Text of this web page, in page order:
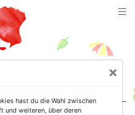
×
hast du die Wahl zwischen
und weiteren, über deren